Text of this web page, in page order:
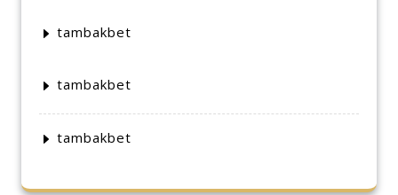
tambakbet
tambakbet
tambakbet